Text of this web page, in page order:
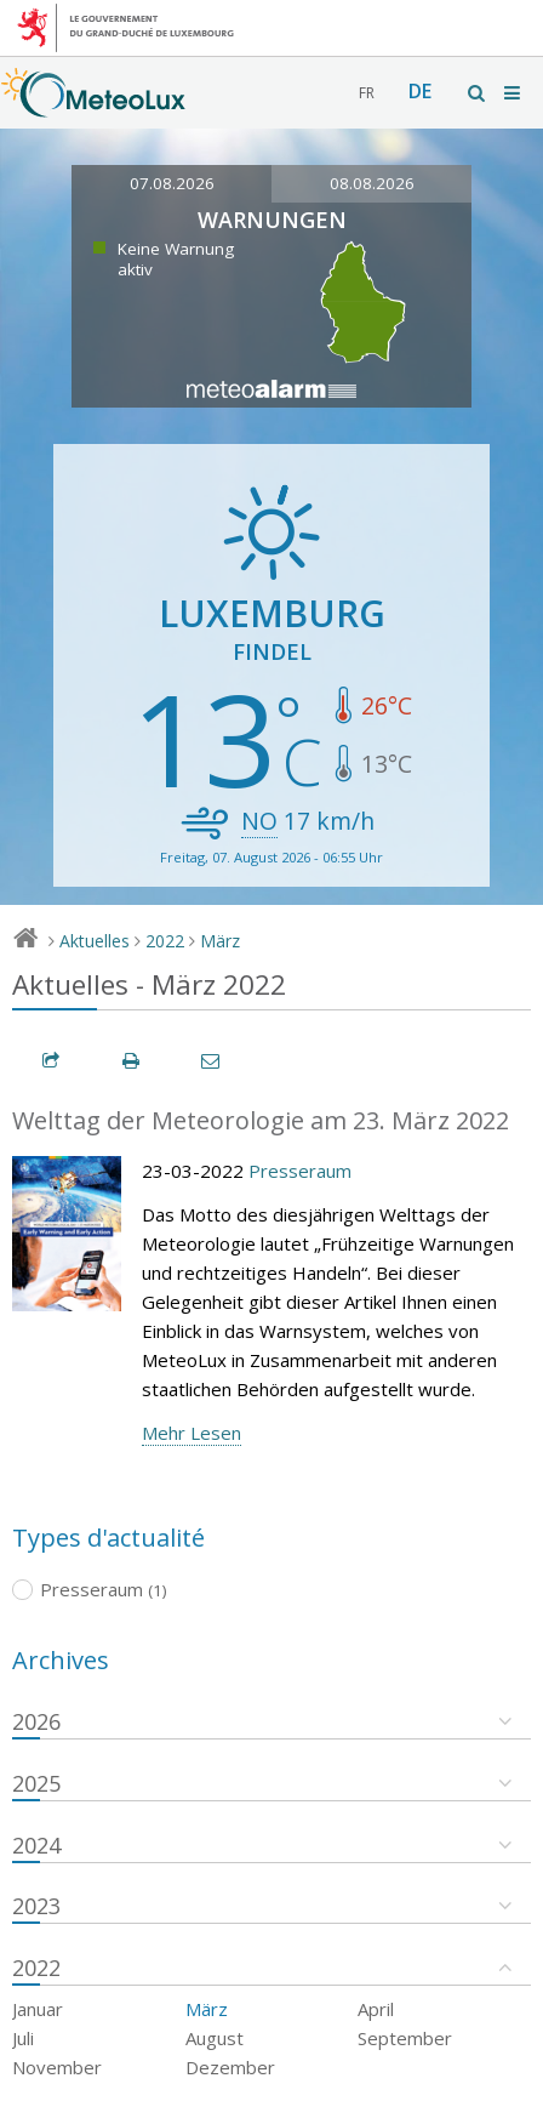
FR DE
07.08.2026 08.08.2026
WARNUNGEN
Keine Warnung
aktiv
LUXEMBURG
FINDEL
13 26°C
13°C
NO 17 km/h
Freitag, 07. August 2026 - 06:55 Uhr
> Aktuelles > 2022 > März
Aktuelles - März 2022
Welttag der Meteorologie am 23. März 2022
23-03-2022 Presseraum
Das Motto des diesjährigen Welttags der
Meteorologie lautet „Frühzeitige Warnungen
und rechtzeitiges Handeln“. Bei dieser
Gelegenheit gibt dieser Artikel Ihnen einen
Einblick in das Warnsystem, welches von
MeteoLux in Zusammenarbeit mit anderen
staatlichen Behörden aufgestellt wurde.
Mehr Lesen
Types d'actualité
Presseraum (1)
Archives
2026
2025
2024
2023
2022
Januar März
April
Juli
August
September
November
Dezember